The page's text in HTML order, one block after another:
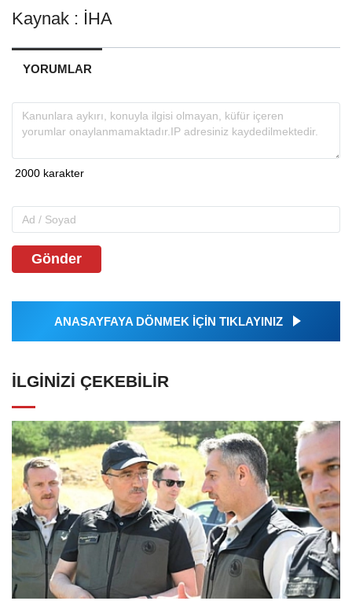
Kaynak : İHA
YORUMLAR
Gönder
ANASAYFAYA DÖNMEK İÇİN TIKLAYINIZ
İLGINIZI ÇEKEBILIR